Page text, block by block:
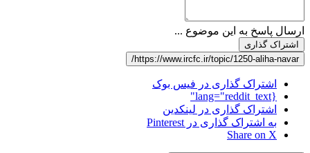
ارسال پاسخ به این موضوع ...
اشتراک گذاری
https://www.ircfc.ir/topic/1250-aliha-navar/
اشتراک گذاری در فیس بوک
{lang="reddit_text"
اشتراک گذاری در لینکدین
به اشتراک گذاری در Pinterest
Share on X